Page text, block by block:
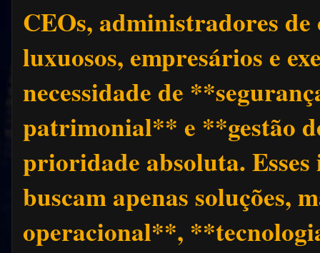
CEOs, administradores
luxuosos, empresários e
necessidade de
patrimonial** e **gestão
prioridade absoluta.
buscam apenas soluções,
operacional**,